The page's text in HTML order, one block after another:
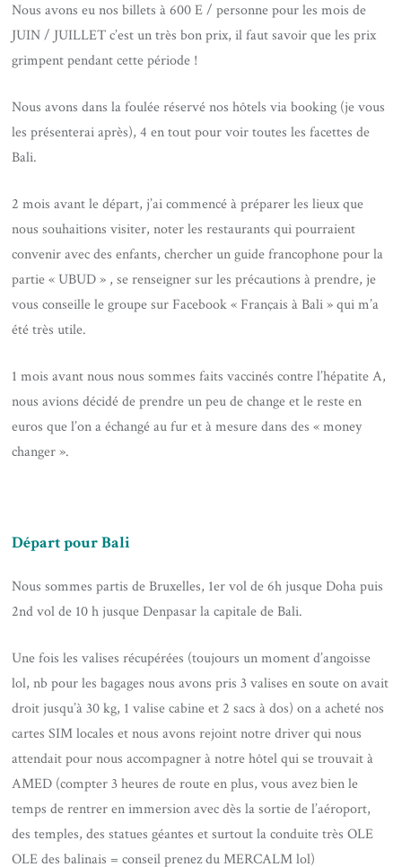
Nous avons eu nos billets à 600 E / personne pour les mois de
JUIN / JUILLET c’est un très bon prix, il faut savoir que les prix
grimpent pendant cette période !
Nous avons dans la foulée réservé nos hôtels via booking (je vous
les présenterai après), 4 en tout pour voir toutes les facettes de
Bali.
2 mois avant le départ, j’ai commencé à préparer les lieux que
nous souhaitions visiter, noter les restaurants qui pourraient
convenir avec des enfants, chercher un guide francophone pour la
partie « UBUD » , se renseigner sur les précautions à prendre, je
vous conseille le groupe sur Facebook « Français à Bali » qui m’a
été très utile.
1 mois avant nous nous sommes faits vaccinés contre l’hépatite A,
nous avions décidé de prendre un peu de change et le reste en
euros que l’on a échangé au fur et à mesure dans des « money
changer ».
Départ pour Bali
Nous sommes partis de Bruxelles, 1er vol de 6h jusque Doha puis
2nd vol de 10 h jusque Denpasar la capitale de Bali.
Une fois les valises récupérées (toujours un moment d’angoisse
lol, nb pour les bagages nous avons pris 3 valises en soute on avait
droit jusqu’à 30 kg, 1 valise cabine et 2 sacs à dos) on a acheté nos
cartes SIM locales et nous avons rejoint notre driver qui nous
attendait pour nous accompagner à notre hôtel qui se trouvait à
AMED (compter 3 heures de route en plus, vous avez bien le
temps de rentrer en immersion avec dès la sortie de l’aéroport,
des temples, des statues géantes et surtout la conduite très OLE
OLE des balinais = conseil prenez du MERCALM lol)